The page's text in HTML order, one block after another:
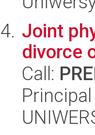
Joint
divorce
Call: